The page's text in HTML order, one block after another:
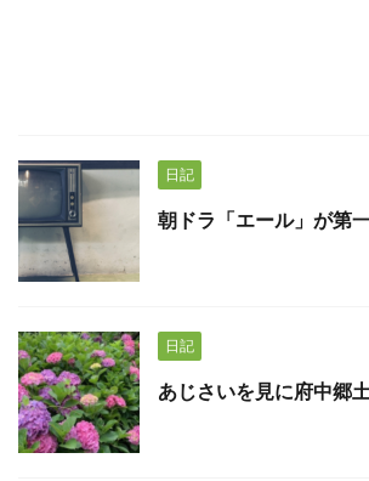
日記
朝ドラ「エール」が第
日記
あじさいを見に府中郷